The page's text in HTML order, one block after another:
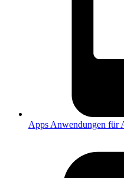
Apps Anwendungen für